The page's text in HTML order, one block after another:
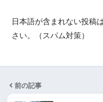
日本語が含まれない投稿
さい。（スパム対策）
前の記事